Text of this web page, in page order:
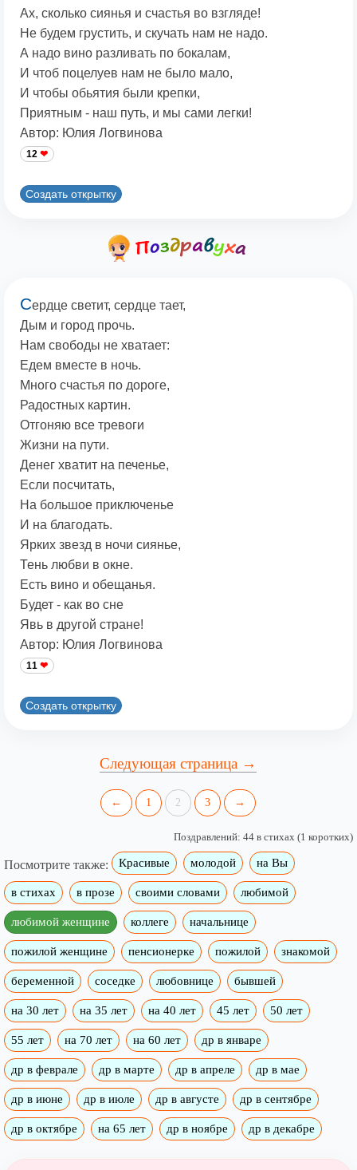
Ах, сколько сиянья и счастья во взгляде!
Не будем грустить, и скучать нам не надо.
А надо вино разливать по бокалам,
И чтоб поцелуев нам не было мало,
И чтобы обьятия были крепки,
Приятным - наш путь, и мы сами легки!
Автор: Юлия Логвинова
12
Создать открытку
Сердце светит, сердце тает,
Дым и город прочь.
Нам свободы не хватает:
Едем вместе в ночь.
Много счастья по дороге,
Радостных картин.
Отгоняю все тревоги
Жизни на пути.
Денег хватит на печенье,
Если посчитать,
На большое приключенье
И на благодать.
Ярких звезд в ночи сиянье,
Тень любви в окне.
Есть вино и обещанья.
Будет - как во сне
Явь в другой стране!
Автор: Юлия Логвинова
11
Создать открытку
Следующая страница →
← 1 2 3 →
Поздравлений: 44 в стихах (1 коротких)
Посмотрите также: Красивые молодой на Вы
в стихах в прозе своими словами любимой
любимой женщине коллеге начальнице
пожилой женщине пенсионерке пожилой знакомой
беременной соседке любовнице бывшей
на 30 лет на 35 лет на 40 лет 45 лет 50 лет
55 лет на 70 лет на 60 лет др в январе
др в феврале др в марте др в апреле др в мае
др в июне др в июле др в августе др в сентябре
др в октябре на 65 лет др в ноябре др в декабре